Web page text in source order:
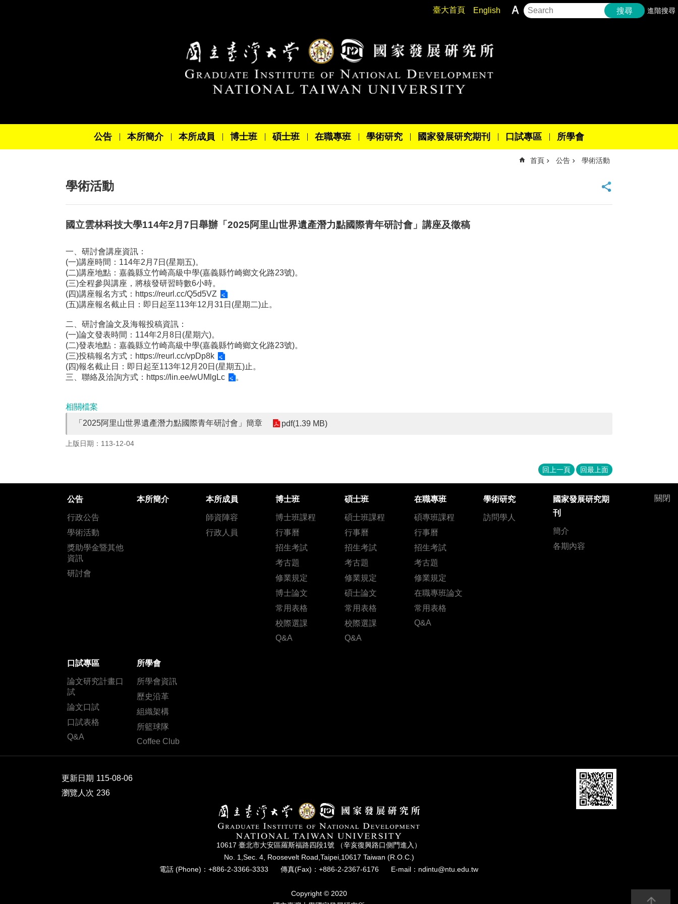
臺大首頁 English 搜尋 進階搜尋
公告 本所簡介 本所成員 博士班 碩士班 在職專班 學術研究 國家發展研究期刊 口試專區 所學會
首頁 公告 學術活動
學術活動
國立雲林科技大學114年2月7日舉辦「2025阿里山世界遺產潛力點國際青年研討會」講座及徵稿
一、研討會講座資訊：
(一)講座時間：114年2月7日(星期五)。
(二)講座地點：嘉義縣立竹崎高級中學(嘉義縣竹崎鄉文化路23號)。
(三)全程參與講座，將核發研習時數6小時。
(四)講座報名方式： https://reurl.cc/Q5d5VZ
(五)講座報名截止日：即日起至113年12月31日(星期二)止。
二、研討會論文及海報投稿資訊：
(一)論文發表時間：114年2月8日(星期六)。
(二)發表地點：嘉義縣立竹崎高級中學(嘉義縣竹崎鄉文化路23號)。
(三)投稿報名方式： https://reurl.cc/vpDp8k
(四)報名截止日：即日起至113年12月20日(星期五)止。
三、聯絡及洽詢方式： https://lin.ee/wUMlgLc 。
相關檔案
「2025阿里山世界遺產潛力點國際青年研討會」簡章
pdf(1.39 MB)
上版日期：113-12-04
回上一頁 回最上面
關閉
公告
行政公告
學術活動
獎助學金暨其他
資訊
研討會
本所簡介 本所成員
師資陣容
行政人員
博士班
博士班課程
行事曆
招生考試
考古題
修業規定
博士論文
常用表格
校際選課
Q&A
碩士班
碩士班課程
行事曆
招生考試
考古題
修業規定
碩士論文
常用表格
校際選課
Q&A
在職專班
碩專班課程
行事曆
招生考試
考古題
修業規定
在職專班論文
常用表格
Q&A
學術研究
訪問學人
國家發展研究期
刊
簡介
各期內容
口試專區
論文研究計畫口
試
論文口試
口試表格
Q&A
所學會
所學會資訊
歷史沿革
組織架構
所籃球隊
Coffee Club
更新日期 115-08-06
瀏覽人次 236
10617 臺北市⼤安區羅斯福路四段1號 （辛亥復興路⼝側⾨進入）
No. 1,Sec. 4, Roosevelt Road,Taipei,10617 Taiwan (R.O.C.)
電話 (Phone)：+886-2-3366-3333
傳真(Fax)：+886-2-2367-6176 E-mail：ndintu@ntu.edu.tw
Copyright © 2020